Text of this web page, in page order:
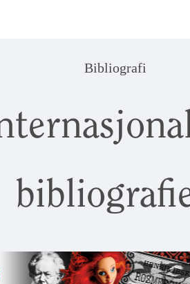
Bibliografi